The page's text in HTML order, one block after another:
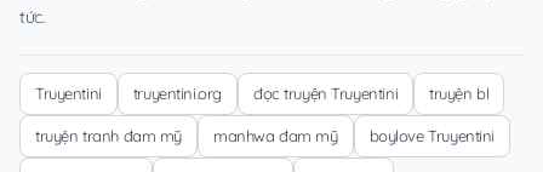
tức.
Truyentini truyentini.org đọc truyện Truyentini truyện bl
truyện tranh đam mỹ manhwa đam mỹ boylove Truyentini